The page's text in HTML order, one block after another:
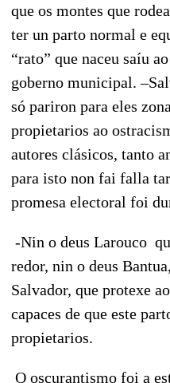
que os montes que
ter un parto normal e
“rato” que naceu saíu
goberno municipal.
só pariron para eles
propietarios ao
autores clásicos, tanto
para isto non fai falla
promesa electoral foi
-Nin o deus Larouco
redor, nin o deus
Salvador, que protexe
capaces de que este
propietarios.
O oscurantismo foi a